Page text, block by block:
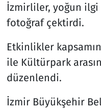
İzmirliler, yoğun
fotoğraf çektirdi.
Etkinlikler
ile Kültürpark
düzenlendi.
İzmir Büyükşehir